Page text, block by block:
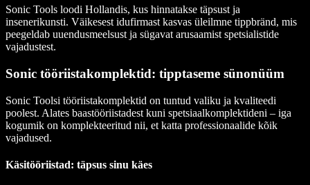
Sonic Tools loodi Hollandis, kus hinnatakse täpsust ja
insenerikunsti. Väikesest idufirmast kasvas üleilmne tippbränd, mis
peegeldab uuendusmeelsust ja sügavat arusaamist spetsialistide
vajadustest.
Sonic tööriistakomplektid: tipptaseme sünonüüm
Sonic Toolsi tööriistakomplektid on tuntud valiku ja kvaliteedi
poolest. Alates baastööriistadest kuni spetsiaalkomplektideni – iga
kogumik on komplekteeritud nii, et katta professionaalide kõik
vajadused.
Käsitööriistad: täpsus sinu käes